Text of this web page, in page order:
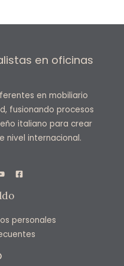
en oficinas
en mobiliario
fusionando procesos
italiano para crear
nivel internacional.
personales